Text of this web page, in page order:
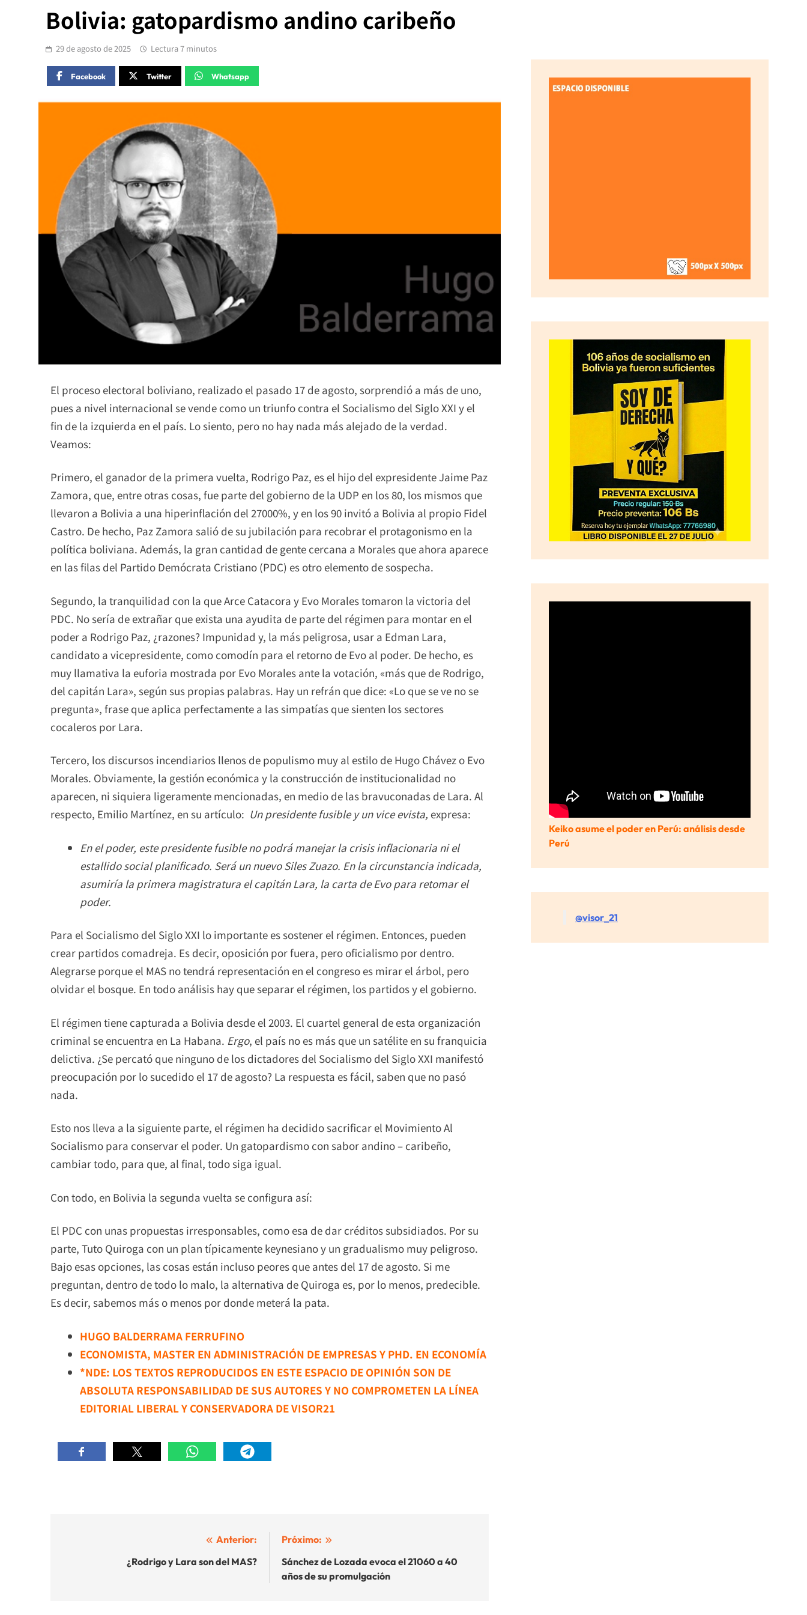
Bolivia: gatopardismo andino caribeño
29 de agosto de 2025 Lectura 7 minutos
Facebook Twitter Whatsapp
El proceso electoral boliviano, realizado el pasado 17 de agosto, sorprendió a más de uno,
pues a nivel internacional se vende como un triunfo contra el Socialismo del Siglo XXI y el
fin de la izquierda en el país. Lo siento, pero no hay nada más alejado de la verdad.
Veamos:
Primero, el ganador de la primera vuelta, Rodrigo Paz, es el hijo del expresidente Jaime Paz
Zamora, que, entre otras cosas, fue parte del gobierno de la UDP en los 80, los mismos que
llevaron a Bolivia a una hiperinflación del 27000%, y en los 90 invitó a Bolivia al propio Fidel
Castro. De hecho, Paz Zamora salió de su jubilación para recobrar el protagonismo en la
política boliviana. Además, la gran cantidad de gente cercana a Morales que ahora aparece
en las filas del Partido Demócrata Cristiano (PDC) es otro elemento de sospecha.
Segundo, la tranquilidad con la que Arce Catacora y Evo Morales tomaron la victoria del
PDC. No sería de extrañar que exista una ayudita de parte del régimen para montar en el
poder a Rodrigo Paz, ¿razones? Impunidad y, la más peligrosa, usar a Edman Lara,
candidato a vicepresidente, como comodín para el retorno de Evo al poder. De hecho, es
muy llamativa la euforia mostrada por Evo Morales ante la votación, «más que de Rodrigo,
del capitán Lara», según sus propias palabras. Hay un refrán que dice: «Lo que se ve no se
pregunta», frase que aplica perfectamente a las simpatías que sienten los sectores
cocaleros por Lara.
Tercero, los discursos incendiarios llenos de populismo muy al estilo de Hugo Chávez o Evo
Morales. Obviamente, la gestión económica y la construcción de institucionalidad no
aparecen, ni siquiera ligeramente mencionadas, en medio de las bravuconadas de Lara. Al
respecto, Emilio Martínez, en su artículo: Un presidente fusible y un vice evista, expresa:
En el poder, este presidente fusible no podrá manejar la crisis inflacionaria ni el
estallido social planificado. Será un nuevo Siles Zuazo. En la circunstancia indicada,
asumiría la primera magistratura el capitán Lara, la carta de Evo para retomar el
poder.
Para el Socialismo del Siglo XXI lo importante es sostener el régimen. Entonces, pueden
crear partidos comadreja. Es decir, oposición por fuera, pero oficialismo por dentro.
Alegrarse porque el MAS no tendrá representación en el congreso es mirar el árbol, pero
olvidar el bosque. En todo análisis hay que separar el régimen, los partidos y el gobierno.
El régimen tiene capturada a Bolivia desde el 2003. El cuartel general de esta organización
criminal se encuentra en La Habana. Ergo, el país no es más que un satélite en su franquicia
delictiva. ¿Se percató que ninguno de los dictadores del Socialismo del Siglo XXI manifestó
preocupación por lo sucedido el 17 de agosto? La respuesta es fácil, saben que no pasó
nada.
Esto nos lleva a la siguiente parte, el régimen ha decidido sacrificar el Movimiento Al
Socialismo para conservar el poder. Un gatopardismo con sabor andino – caribeño,
cambiar todo, para que, al final, todo siga igual.
Con todo, en Bolivia la segunda vuelta se configura así:
El PDC con unas propuestas irresponsables, como esa de dar créditos subsidiados. Por su
parte, Tuto Quiroga con un plan típicamente keynesiano y un gradualismo muy peligroso.
Bajo esas opciones, las cosas están incluso peores que antes del 17 de agosto. Si me
preguntan, dentro de todo lo malo, la alternativa de Quiroga es, por lo menos, predecible.
Es decir, sabemos más o menos por donde meterá la pata.
HUGO BALDERRAMA FERRUFINO
ECONOMISTA, MASTER EN ADMINISTRACIÓN DE EMPRESAS Y PHD. EN ECONOMÍA
*NDE: LOS TEXTOS REPRODUCIDOS EN ESTE ESPACIO DE OPINIÓN SON DE
ABSOLUTA RESPONSABILIDAD DE SUS AUTORES Y NO COMPROMETEN LA LÍNEA
EDITORIAL LIBERAL Y CONSERVADORA DE VISOR21
Anterior:
¿Rodrigo y Lara son del MAS?
Próximo:
Sánchez de Lozada evoca el 21060 a 40
años de su promulgación
Keiko asume el poder en Perú: análisis desde
Perú
@visor_21